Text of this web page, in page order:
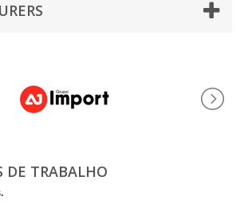
DE TRABALHO